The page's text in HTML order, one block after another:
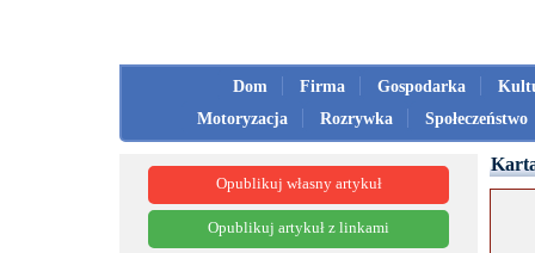
Dom Firma Gospodarka
Motoryzacja
Rozrywka Społeczeństwo
Opublikuj własny artykuł
Opublikuj artykuł z linkami